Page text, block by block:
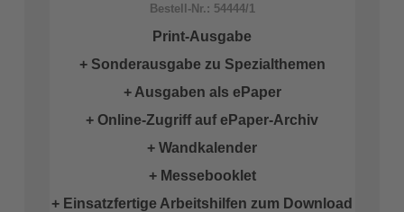
Bestell-Nr.: 54444/1
Print-Ausgabe
+ Sonderausgabe zu Spezialthemen
+ Ausgaben als ePaper
+ Online-Zugriff auf ePaper-Archiv
+ Wandkalender
+ Messebooklet
+ Einsatzfertige Arbeitshilfen zum Download